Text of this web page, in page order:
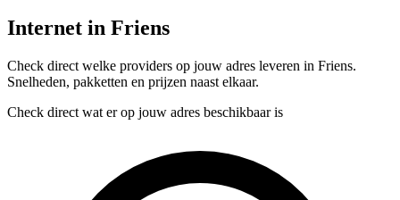
Internet in Friens
Check direct welke providers op jouw adres leveren in Friens.
Snelheden, pakketten en prijzen naast elkaar.
Check direct wat er op jouw adres beschikbaar is